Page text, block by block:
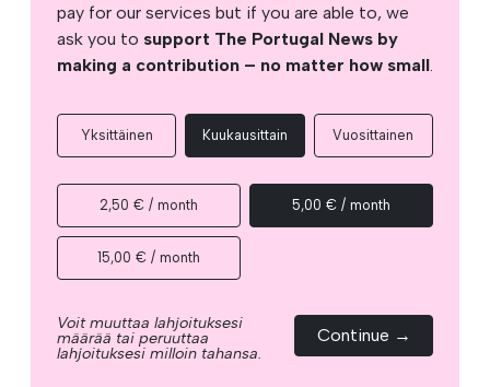
pay for our services but if you are able to, we
ask you to support The Portugal News by
making a contribution – no matter how small.
Yksittäinen Kuukausittain Vuosittainen
2,50 € / month 5,00 € / month
15,00 € / month
Voit muuttaa lahjoituksesi
määrää tai peruuttaa
lahjoituksesi milloin tahansa.
Continue →